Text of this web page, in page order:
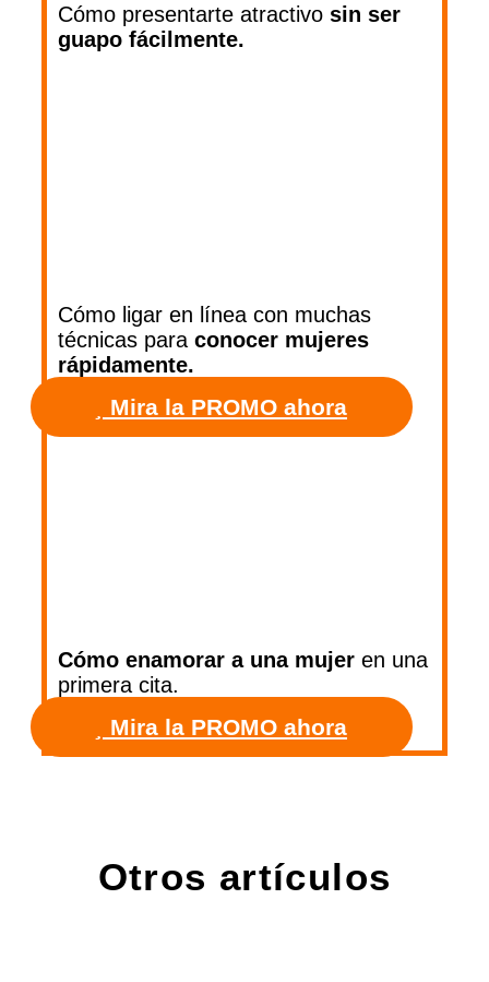
Cómo presentarte atractivo sin ser
guapo fácilmente.
Cómo ligar en línea con muchas
técnicas para conocer mujeres
rápidamente.
Mira la PROMO ahora
Cómo enamorar a una mujer en una
primera cita.
Mira la PROMO ahora
Otros artículos